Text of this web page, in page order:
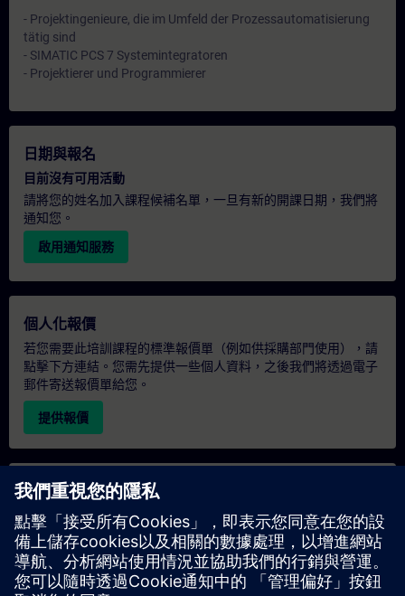
- Projektingenieure, die im Umfeld der Prozessautomatisierung
tätig sind
- SIMATIC PCS 7 Systemintegratoren
- Projektierer und Programmierer
日期與報名
目前沒有可用活動
請將您的姓名加入課程候補名單，一旦有新的開課日期，我們將
通知您。
啟用通知服務
個人化報價
若您需要此培訓課程的標準報價單（例如供採購部門使用），請
點擊下方連結。您需先提供一些個人資料，之後我們將透過電子
郵件寄送報價單給您。
提供報價
專屬培訓諮詢
若您需要針對專屬培訓課程（無論是現場、線上或於我們的
SITRAIN 培訓中心舉辦）索取報價，請填寫下方的諮詢表單。此
類請求適合較大規模的團體（6 人以上）。提供您的聯絡資料及
培訓需求後，我們將向您發送報價單。